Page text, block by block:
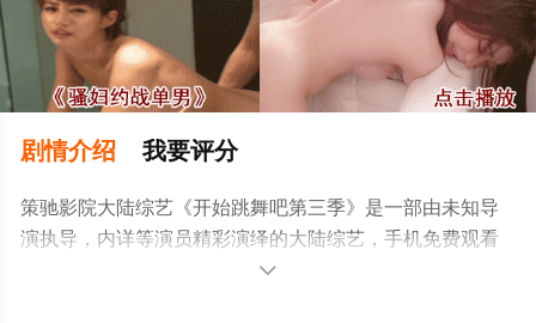
剧情介绍 我要评分
策驰影院大陆综艺《开始跳舞吧第三季》是一部由未知导
演执导，内详等演员精彩演绎的大陆综艺，手机免费观看
高清未删减完整版综艺节目就上策驰电影网，更多相关信
